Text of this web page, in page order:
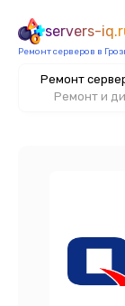
servers-
Ремонт серверов в
Ремонт
Ремонт и